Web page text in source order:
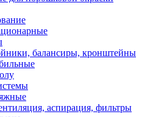
балансиры, кронштейны
аспирация, фильтры